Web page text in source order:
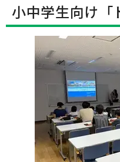
小中学生向け「